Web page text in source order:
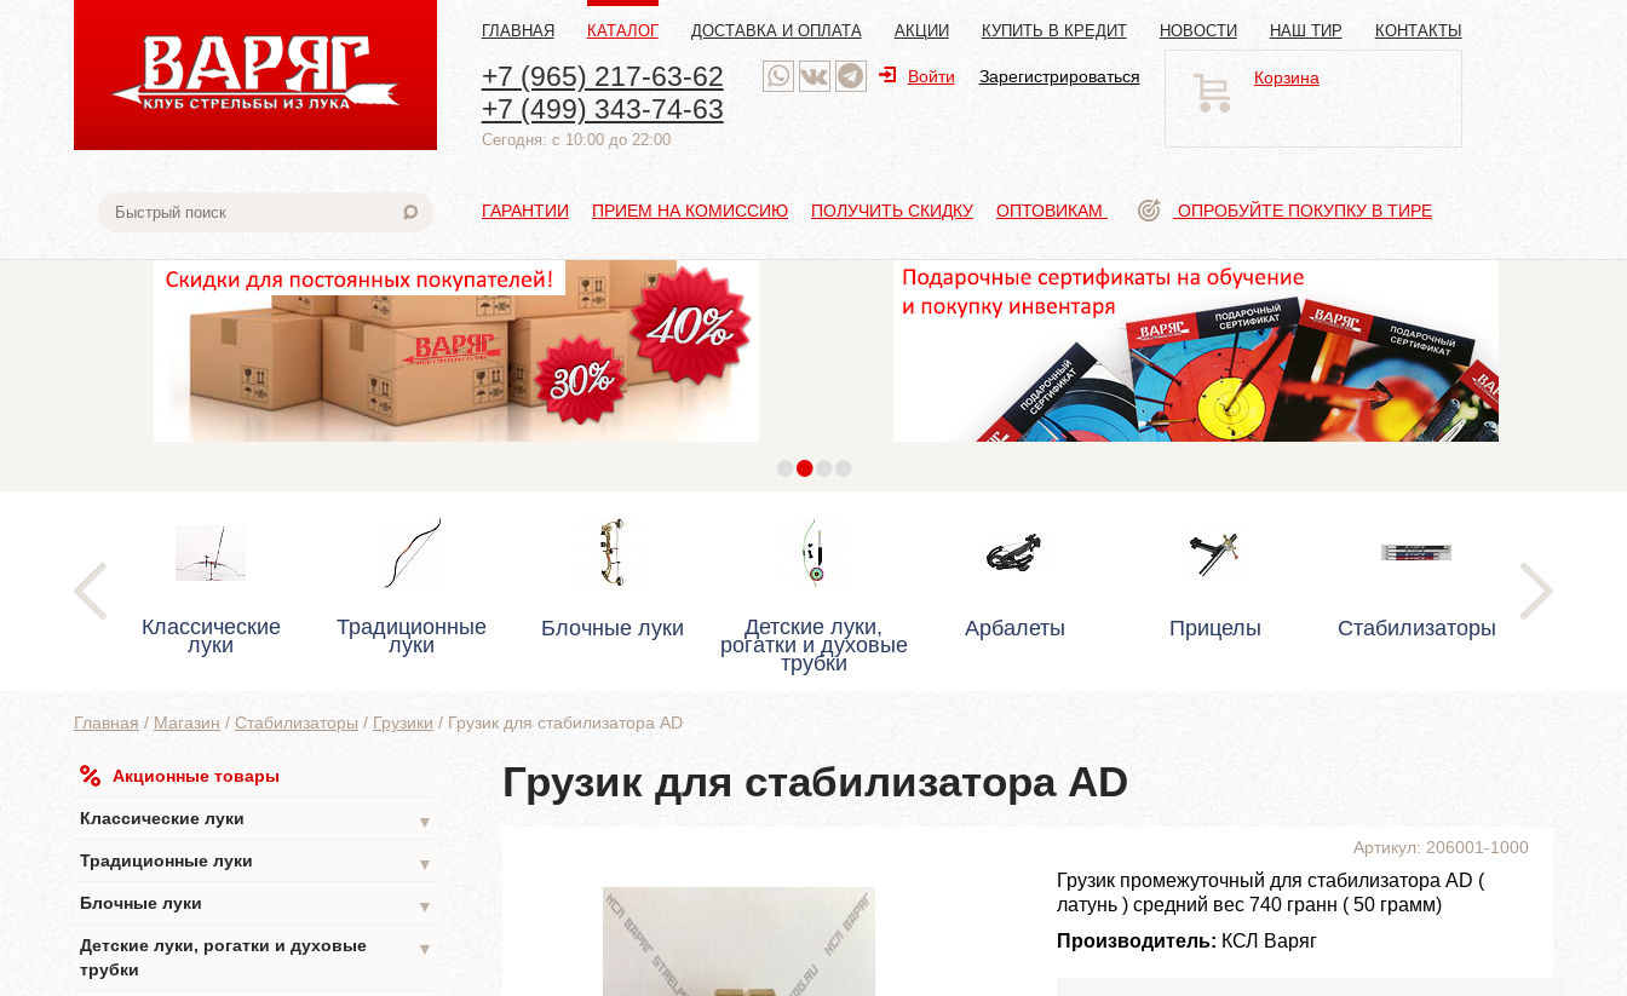
ГЛАВНАЯ КАТАЛОГ ДОСТАВКА И ОПЛАТА АКЦИИ КУПИТЬ В КРЕДИТ НОВОСТИ НАШ ТИР КОНТАКТЫ
+7 (965) 217-63-62
+7 (499) 343-74-63
Cегодня: с 10:00 до 22:00
Войти Зарегистрироваться Корзина
ГАРАНТИИ ПРИЕМ НА КОМИССИЮ ПОЛУЧИТЬ СКИДКУ ОПТОВИКАМ ОПРОБУЙТЕ ПОКУПКУ В ТИРЕ
••••
Классические
луки
Традиционные
луки
Блочные луки Детские луки,
рогатки и духовые
трубки
Арбалеты Прицелы Стабилизаторы
Главная / Магазин / Стабилизаторы / Грузики / Грузик для стабилизатора AD
Акционные товары
Классические луки
▼
Традиционные луки
▼
Блочные луки
▼
Детские луки, рогатки и духовые
трубки
▼
Грузик для стабилизатора AD
Артикул: 206001-1000
Грузик промежуточный для стабилизатора AD (
латунь ) средний вес 740 гранн ( 50 грамм)
Производитель: КСЛ Варяг